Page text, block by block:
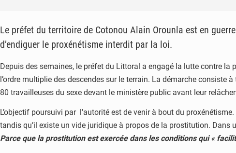
Le préfet du territoire de Cotonou Alain Orounla est en
d’endiguer le proxénétisme interdit par la loi.
Depuis des semaines, le préfet du Littoral a engagé la lutte contre
l’ordre multiplie des descendes sur le terrain. La démarche consiste
80 travailleuses du sexe devant le ministère public avant leur
L’objectif poursuivi par l’autorité est de venir à bout du
tandis qu’il existe un vide juridique à propos de la prostitution. Dans
Parce que la prostitution est exercée dans les conditions qui «